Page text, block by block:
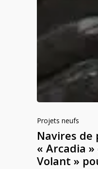
Projets neufs
Navires de
« Arcadia
Volant »